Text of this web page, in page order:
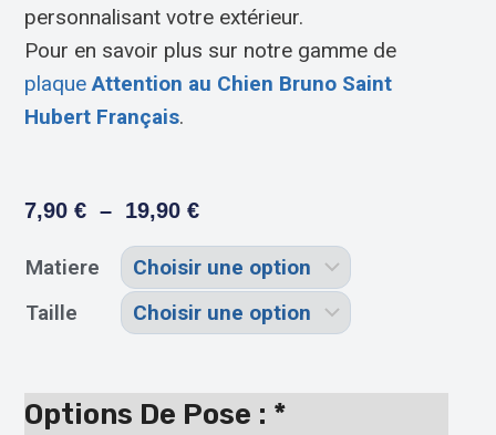
personnalisant votre extérieur.
Pour en savoir plus sur notre gamme de
plaqueAttention au Chien Bruno Saint
Hubert Français.
7,90€ – 19,90€
Matiere
Taille
Options De Pose : *